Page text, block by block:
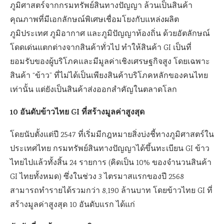
ภูมิศาสตร์จากกรมทรัพย์สินทางปัญญา ล้วนเป็นสินค้า
คุณภาพที่มีเอกลักษณ์พิเศษเชื่อมโยงกับแหล่งผลิต
ภูมิประเทศ ภูมิอากาศ และภูมิปัญญาท้องถิ่น ด้วยอัตลักษณ์
โดดเด่นแตกต่างจากสินค้าทั่วไป ทำให้สินค้า GI เป็นที่
ยอมรับของผู้บริโภคและมีมูลค่าเชิงเศรษฐกิจสูง โดยเฉพาะ
สินค้า “ข้าว” ที่ไม่ได้เป็นเพียงสินค้าบริโภคหลักของคนไทย
เท่านั้น แต่ยังเป็นสินค้าส่งออกสำคัญในตลาดโลก
10 อันดับข้าวไทย GI ที่สร้างมูลค่าสูงสุด
โดยนับตั้งแต่ปี 2547 ที่เริ่มมีกฎหมายสิ่งบ่งชี้ทางภูมิศาสตร์ใน
ประเทศไทย กรมทรัพย์สินทางปัญญาได้ขึ้นทะเบียน GI ข้าว
ไทยไปแล้วทั้งสิ้น 24 รายการ (คิดเป็น 10% ของจำนวนสินค้า
GI ไทยทั้งหมด) ซึ่งในช่วง 3 ไตรมาสแรกของปี 2568
สามารถทำรายได้รวมกว่า 8,190 ล้านบาท โดยข้าวไทย GI ที่
สร้างมูลค่าสูงสุด 10 อันดับแรก ได้แก่